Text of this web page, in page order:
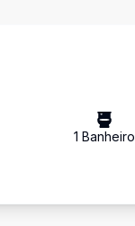
1 Banheiro